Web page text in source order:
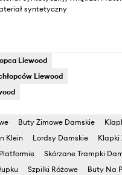
syntetyczny
Liewood
Liewood
Buty Zimowe Damskie
Klein
Lordsy Damskie
Klapki
Skórzane Trampki
Szpilki Różowe
Buty Na